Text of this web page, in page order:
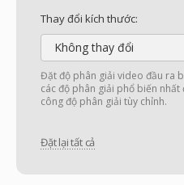
Thay đổi kích thước:
Không thay đổi
Đặt độ phân giải video đầu ra
các độ phân giải phổ biến
công độ phân giải tùy chỉnh.
Đặt lại tất cả